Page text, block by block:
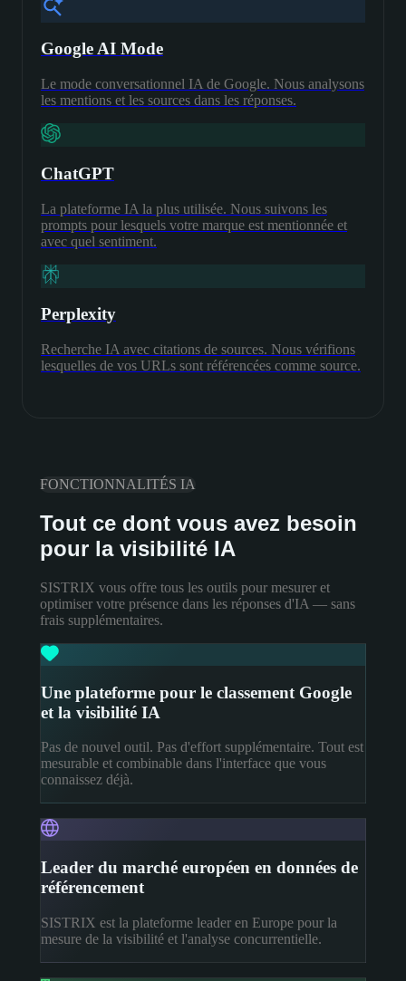
Google AI Mode
Le mode conversationnel IA de Google. Nous analysons
les mentions et les sources dans les réponses.
ChatGPT
La plateforme IA la plus utilisée. Nous suivons les
prompts pour lesquels votre marque est mentionnée et
avec quel sentiment.
Perplexity
Recherche IA avec citations de sources. Nous vérifions
lesquelles de vos URLs sont référencées comme source.
FONCTIONNALITÉS IA
Tout ce dont vous avez besoin
pour la visibilité IA
SISTRIX vous offre tous les outils pour mesurer et
optimiser votre présence dans les réponses d'IA — sans
frais supplémentaires.
Une plateforme pour le classement Google
et la visibilité IA
Pas de nouvel outil. Pas d'effort supplémentaire. Tout est
mesurable et combinable dans l'interface que vous
connaissez déjà.
Leader du marché européen en données de
référencement
SISTRIX est la plateforme leader en Europe pour la
mesure de la visibilité et l'analyse concurrentielle.